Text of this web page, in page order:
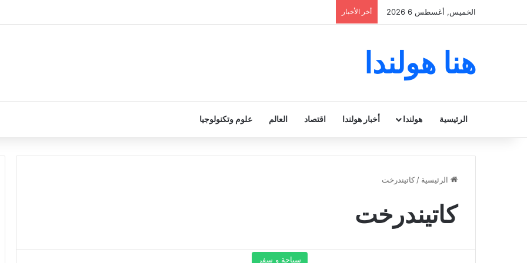
الخميس, أغسطس 6 2026 أخر الأخبار
هنا هولندا
الرئيسية هولندا أخبار هولندا اقتصاد العالم علوم وتكنولوجيا
الرئيسية / كاتيندرخت
كاتيندرخت
سياحة و سفر